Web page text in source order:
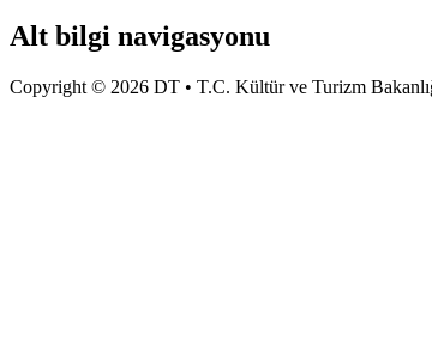
Alt bilgi navigasyonu
Copyright © 2026 DT • T.C. Kültür ve Turizm